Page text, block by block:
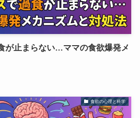
が止まらない…ママの食欲爆発メ
食欲の心理と科学